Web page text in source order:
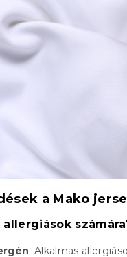
a Mako
. Alkalmas